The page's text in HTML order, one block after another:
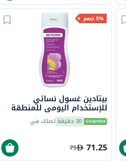
5% خصم
بيتادين غسول نسائي
للإستخدام اليومي للمنطقة
الحساسة حماية لطيفة
لامورتيل 250 مل
30 دقيقة تصلك في
71.25
75